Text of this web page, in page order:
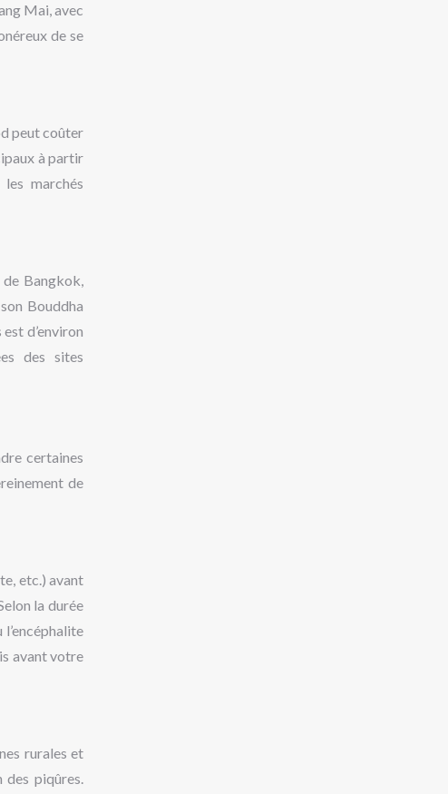
Mai, avec
de se
peut coûter
à partir
marchés
de Bangkok,
Bouddha
d’environ
des sites
certaines
de
etc.) avant
la durée
avant votre
rurales et
piqûres.